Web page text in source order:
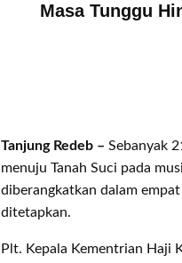
Masa Tunggu
Tanjung Redeb – Sebanyak
menuju Tanah Suci pada
diberangkatkan dalam
ditetapkan.
Plt. Kepala Kementrian Haji